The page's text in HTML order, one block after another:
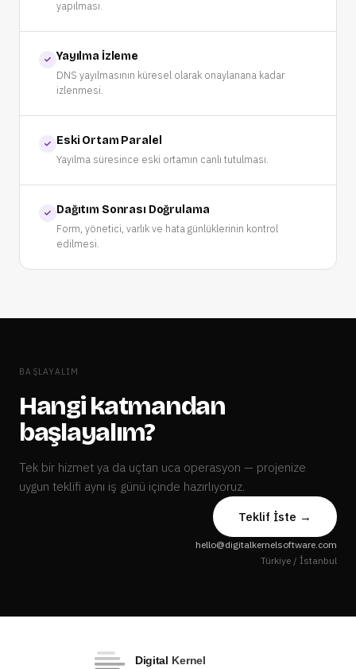
yapılması.
Yayılma İzleme
DNS yayılmasının küresel olarak onaylanana kadar
izlenmesi.
Eski Ortam Paralel
Yayılma süresince eski ortamın canlı tutulması.
Dağıtım Sonrası Doğrulama
Form, yönetici, varlık ve hata günlüklerinin kontrol
edilmesi.
BAŞLAYALIM
Hangi katmandan
başlayalım?
Tek bir hizmet ya da uçtan uca operasyon — projenize
uygun teklifi aynı iş günü içinde hazırlıyoruz.
Teklif İste →
hello@digitalkernelsoftware.com
Türkiye / İstanbul